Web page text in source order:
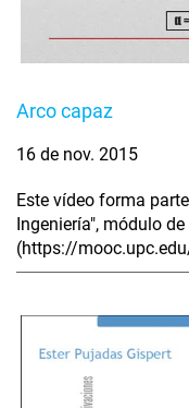
Arco capaz
16 de nov. 2015
Este vídeo forma
Ingeniería", módulo
(https://